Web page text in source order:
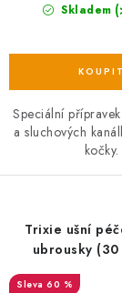
Skladem
Speciální
a sluchových
kočky.
Trixie ušní
ubrousky (30
07/2024
60 %